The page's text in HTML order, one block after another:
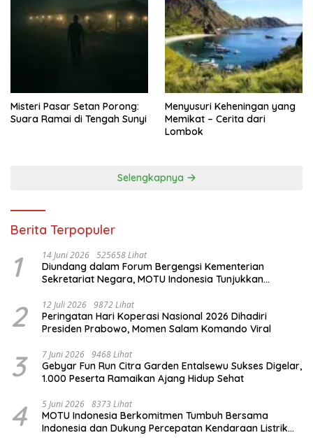
Misteri Pasar Setan Porong:
Suara Ramai di Tengah Sunyi
Menyusuri Keheningan yang
Memikat – Cerita dari
Lombok
Selengkapnya
Berita Terpopuler
1 14 Juni 2026 525658 Lihat
Diundang dalam Forum Bergengsi Kementerian
Sekretariat Negara, MOTU Indonesia Tunjukkan
2 12 Juli 2026 9872 Lihat
Peringatan Hari Koperasi Nasional 2026 Dihadiri
Presiden Prabowo, Momen Salam Komando Viral
3 7 Juni 2026 9468 Lihat
Gebyar Fun Run Citra Garden Entalsewu Sukses Digelar,
1.000 Peserta Ramaikan Ajang Hidup Sehat
4 5 Juni 2026 8373 Lihat
MOTU Indonesia Berkomitmen Tumbuh Bersama
Indonesia dan Dukung Percepatan Kendaraan Listrik